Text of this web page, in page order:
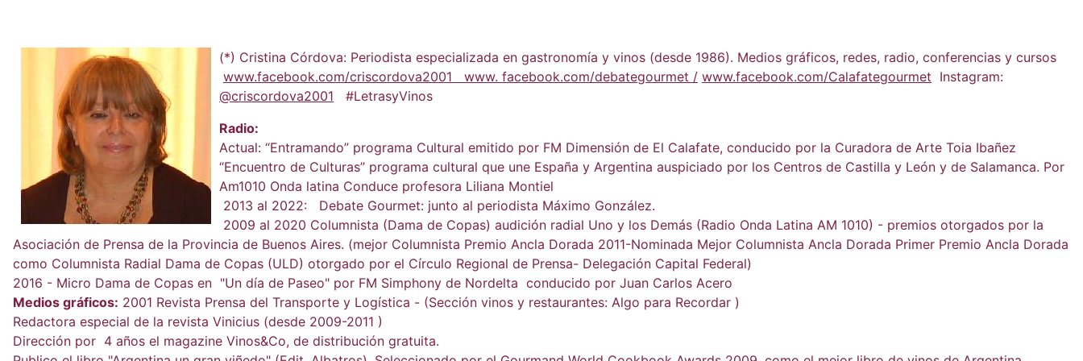
(*) Cristina Córdova: Periodista especializada en gastronomía y vinos (desde 1986). Medios gráficos, redes, radio, conferencias y cursos
www.facebook.com/criscordova2001 www. facebook.com/debategourmet / www.facebook.com/Calafategourmet Instagram:
@criscordova2001 #LetrasyVinos
Radio:
Actual: “Entramando” programa Cultural emitido por FM Dimensión de El Calafate, conducido por la Curadora de Arte Toia Ibañez
“Encuentro de Culturas” programa cultural que une España y Argentina auspiciado por los Centros de Castilla y León y de Salamanca. Por
Am1010 Onda latina Conduce profesora Liliana Montiel
2013 al 2022: Debate Gourmet: junto al periodista Máximo González.
2009 al 2020 Columnista (Dama de Copas) audición radial Uno y los Demás (Radio Onda Latina AM 1010) - premios otorgados por la
Asociación de Prensa de la Provincia de Buenos Aires. (mejor Columnista Premio Ancla Dorada 2011-Nominada Mejor Columnista Ancla Dorada Primer Premio Ancla Dorada
como Columnista Radial Dama de Copas (ULD) otorgado por el Círculo Regional de Prensa- Delegación Capital Federal)
2016 - Micro Dama de Copas en "Un día de Paseo" por FM Simphony de Nordelta conducido por Juan Carlos Acero
Medios gráficos: 2001 Revista Prensa del Transporte y Logística - (Sección vinos y restaurantes: Algo para Recordar )
Redactora especial de la revista Vinicius (desde 2009-2011 )
Dirección por 4 años el magazine Vinos&Co, de distribución gratuita.